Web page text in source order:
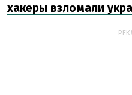
хакеры взломали